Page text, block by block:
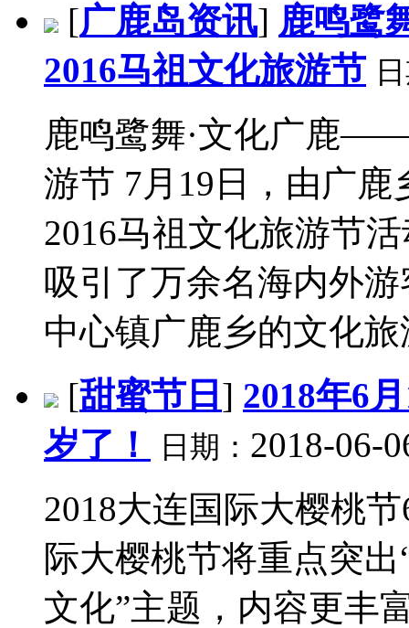
[广鹿岛资讯] 鹿鸣鹭
2016马祖文化旅游节
鹿鸣鹭舞·文化广鹿
游节 7月19日，由广鹿
2016马祖文化旅游节
吸引了万余名海内外
中心镇广鹿乡的文化
[甜蜜节日 ] 2018年6
岁了！
日期： 2018-06-
2018大连国际大樱桃
际大樱桃节将重点突出
文化”主题，内容更丰